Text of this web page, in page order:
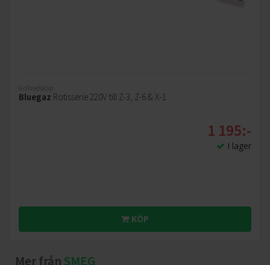
Grillredskap
Bluegaz Rotisserie 220V till Z-3, Z-6 & X-1
1 195:-
I lager
KÖP
Mer från SMEG